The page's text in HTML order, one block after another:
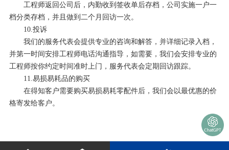
工程师返回公司后，内勤收到签收单后存档，公司实施一户一
档分类存档，并且做到二个月回访一次。
10.投诉
我们的服务代表会提供专业的咨询和解答，并详细记录入档，
并第一时间安排工程师电话沟通指导，如需要，我们会安排专业的
工程师按你约定时间准时上门，服务代表会定期回访跟踪。
11.易损易耗品的购买
在得知客户需要购买易损易耗零配件后，我们会以最优惠的价
格寄发给客户。